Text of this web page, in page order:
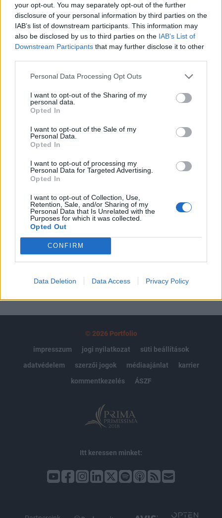
your opt-out. You may separately opt-out of the further
disclosure of your personal information by third parties on the
IAB’s list of downstream participants. This information may
also be disclosed by us to third parties on the IAB’s List of
Downstream Participants that may further disclose it to other
Personal Data Processing Opt Outs
I want to opt-out of the Sharing of my
personal data.
Opted In
I want to opt-out of the Sale of my
Personal Data.
Opted In
I want to opt-out of processing my
Personal Data for Targeted Advertising.
Opted In
I want to opt-out of Collection, Use,
Retention, Sale, and/or Sharing of my
Personal Data that Is Unrelated with the
Purposes for which it was collected.
Opted Out
CONFIRM
Data Deletion Data Access Privacy Policy
megőrzése és létrehozása érdekében Juan Somavia, az ILO
igazgatója - vagyis a kilábalás középpontjába a
munkahelyteremtést kell állítani - mondta Párizsban, ahol
bemutatták az OECD és ILO által közösen írt jelentést,
amelyet a munkapiac állapotának felmérésére a G20 kért.
KEDVES OLVASÓNK!
A keresett cikk a portfolio.hu hírarchívumához
tartozik, melynek olvasása előfizetéses
regisztrációhoz kötött.
Portfolio.hu teljes cikkarchívum
Kötéslisták: BÉT elmúlt 2 év napon belüli
kötéslistái
Előfizetés
MÁR ELŐFIZETŐNK VAGY?
© 2026 Portfolio
impresszum
jogi nyilatkozat
süti beállítások
adatvédelem
szerzői jogok médiaajánlat
karrier
kommentkezelés
ÁSZF
Itt keressen minket: